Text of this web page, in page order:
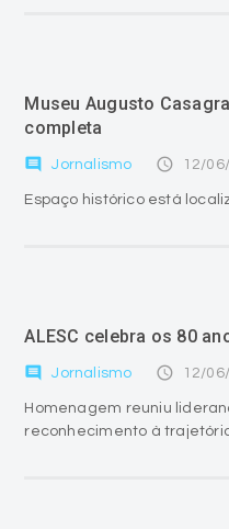
Museu Augusto
completa
comment Jornalismo access_time 12/
Espaço histórico está
ALESC celebra os 80
comment Jornalismo access_time 12/
Homenagem reuniu
reconhecimento à